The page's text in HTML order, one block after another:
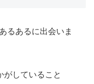
るあるに出会いま
がしていること